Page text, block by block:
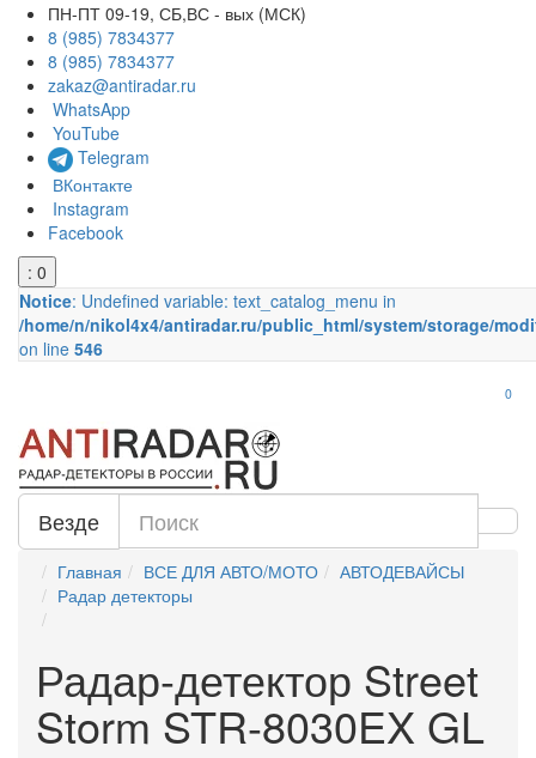
ПН-ПТ 09-19, СБ,ВС - вых (МСК)
8 (985) 7834377
8 (985) 7834377
zakaz@antiradar.ru
WhatsApp
YouTube
Telegram
ВКонтакте
Instagram
Facebook
: 0
Notice: Undefined variable: text_catalog_menu in
/home/n/nikol4x4/antiradar.ru/public_html/system/storage/
on line 546
0
Везде
Главная ВСЕ ДЛЯ АВТО/МОТО
АВТОДЕВАЙСЫ
Радар детекторы
Радар-детектор Street
Storm STR-8030EX GL